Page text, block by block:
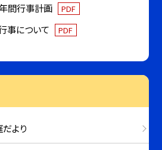
間行事計画 PDF
事について PDF
より